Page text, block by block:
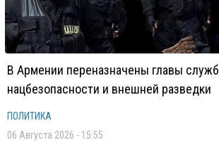
В Армении переназначены главы служб
нацбезопасности и внешней разведки
ПОЛИТИКА
06 Августа 2026 - 15:55